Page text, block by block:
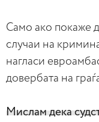
Само ако покаже
случаи на
нагласи
довербата на
Мислам дека